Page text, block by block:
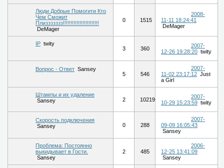
Люди Добрые Помогити Кто
Чем Сможит
Плиззззззз!!!!!!!!!!!!!!!!!!!!!!!!
DeMager
0 1515
2008-
11-11 18:24:41
DeMager
IP twity
3
360
2007-
12-26 19:28:20 twity
Вопрос - Ответ Sansey
5
546
2007-
11-02 23:17:12 Just
a Girl
Штампы и их удаление
Sansey
2 10219
2007-
10-29 15:23:59 twity
Скорость подключения
Sansey
0 288
2007-
09-09 16:05:43
Sansey
Проблема: Постоянно
выкидывает в Гости.
Sansey
2 485
2006-
12-25 13:41:09
Sansey